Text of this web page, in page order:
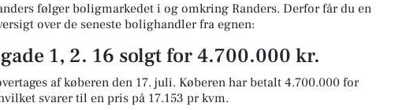
følger boligmarkedet i og omkring Randers. Derfor får du en
over de seneste bolighandler fra egnen:
1, 2. 16 solgt for 4.700.000 kr.
af køberen den 17. juli. Køberen har betalt 4.700.000 for
svarer til en pris på 17.153 pr kvm.